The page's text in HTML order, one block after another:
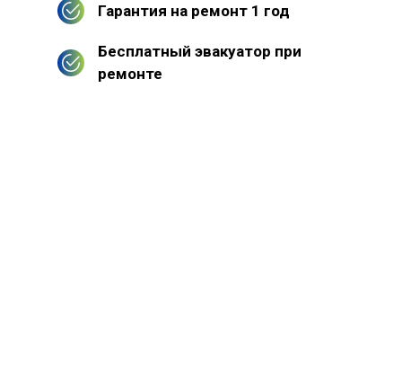
Гарантия на ремонт 1 год
Бесплатный эвакуатор при
ремонте